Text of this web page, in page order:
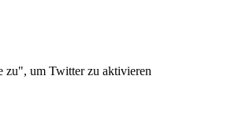
zu", um Twitter zu aktivieren